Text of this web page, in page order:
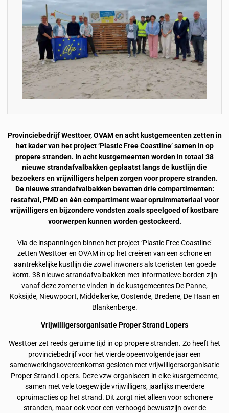
Provinciebedrijf Westtoer, OVAM en acht kustgemeenten zetten in
het kader van het project ‘Plastic Free Coastline’ samen in op
propere stranden. In acht kustgemeenten worden in totaal 38
nieuwe strandafvalbakken geplaatst langs de kustlijn die
bezoekers en vrijwilligers helpen zorgen voor propere stranden.
De nieuwe strandafvalbakken bevatten drie compartimenten:
restafval, PMD en één compartiment waar opruimmateriaal voor
vrijwilligers en bijzondere vondsten zoals speelgoed of kostbare
voorwerpen kunnen worden gestockeerd.
Via de inspanningen binnen het project ‘Plastic Free Coastline’
zetten Westtoer en OVAM in op het creëren van een schone en
aantrekkelijke kustlijn die zowel inwoners als toeristen ten goede
komt. 38 nieuwe strandafvalbakken met informatieve borden zijn
vanaf deze zomer te vinden in de kustgemeentes De Panne,
Koksijde, Nieuwpoort, Middelkerke, Oostende, Bredene, De Haan en
Blankenberge.
Vrijwilligersorganisatie Proper Strand Lopers
Westtoer zet reeds geruime tijd in op propere stranden. Zo heeft het
provinciebedrijf voor het vierde opeenvolgende jaar een
samenwerkingsovereenkomst gesloten met vrijwilligersorganisatie
Proper Strand Lopers. Deze vzw organiseert in elke kustgemeente,
samen met vele toegewijde vrijwilligers, jaarlijks meerdere
opruimacties op het strand. Dit zorgt niet alleen voor schonere
stranden, maar ook voor een verhoogd bewustzijn over de